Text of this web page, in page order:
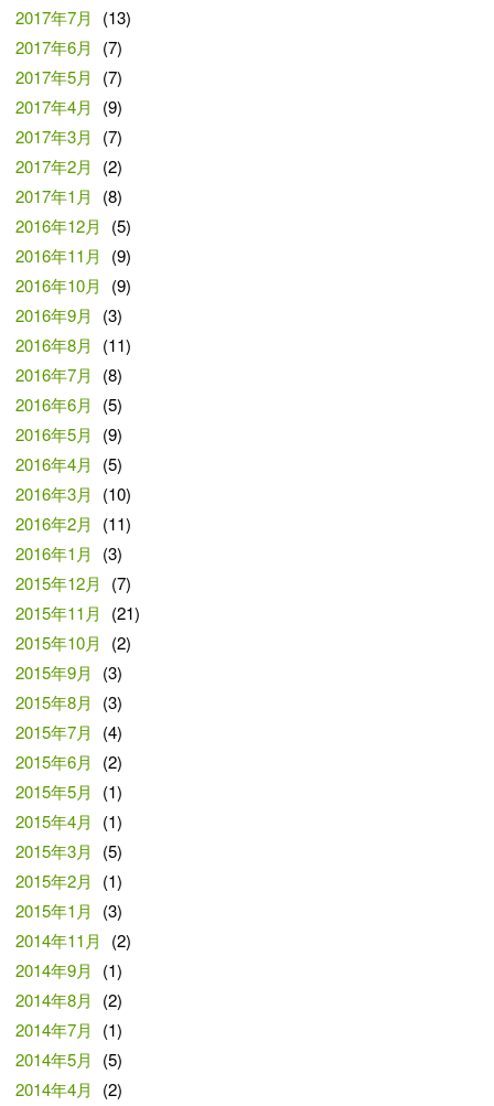
2017年7月
(13)
2017年6月
(7)
2017年5月
(7)
2017年4月
(9)
2017年3月
(7)
2017年2月
(2)
2017年1月
(8)
2016年12月
(5)
2016年11月
(9)
2016年10月
(9)
2016年9月
(3)
2016年8月
(11)
2016年7月
(8)
2016年6月
(5)
2016年5月
(9)
2016年4月
(5)
2016年3月
(10)
2016年2月
(11)
2016年1月
(3)
2015年12月
(7)
2015年11月
(21)
2015年10月
(2)
2015年9月
(3)
2015年8月
(3)
2015年7月
(4)
2015年6月
(2)
2015年5月
(1)
2015年4月
(1)
2015年3月
(5)
2015年2月
(1)
2015年1月
(3)
2014年11月
(2)
2014年9月
(1)
2014年8月
(2)
2014年7月
(1)
2014年5月
(5)
2014年4月
(2)